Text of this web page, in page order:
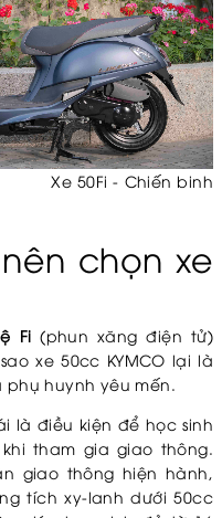
binh
chọn xe
Fi (phun xăng điện tử)
xe 50cc KYMCO lại là
huynh yêu mến.
là điều kiện để học sinh
tham gia giao thông.
giao thông hiện hành,
tích xy-lanh dưới 50cc